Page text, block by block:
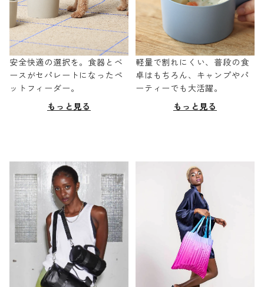
安全快適の選択を。食器とベ
ースがセパレートになったペ
ットフィーダー。
もっと見る
軽量で割れにくい、普段の食
卓はもちろん、キャンプやパ
ーティーでも大活躍。
もっと見る